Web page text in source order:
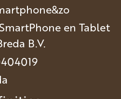
en Tablet
B.V.